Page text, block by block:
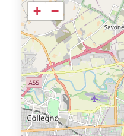
+ −